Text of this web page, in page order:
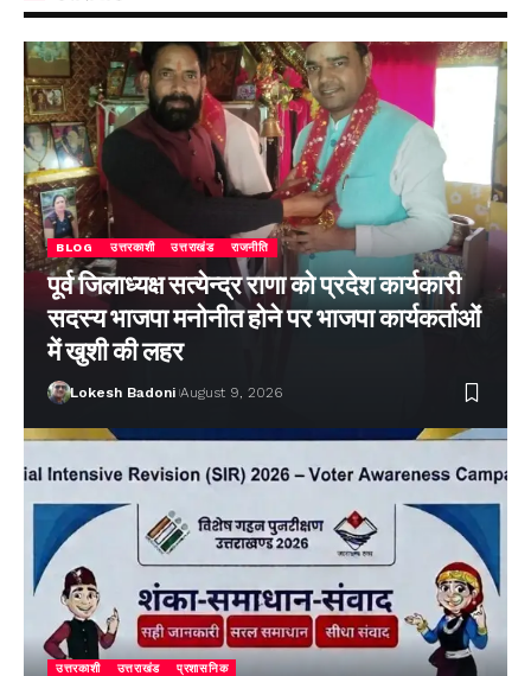
BLOG उत्तरकाशी उत्तराखंड राजनीति
पूर्व जिलाध्यक्ष सत्येन्द्र राणा को प्रदेश कार्यकारी
सदस्य भाजपा मनोनीत होने पर भाजपा कार्यकर्ताओं
में खुशी की लहर
Lokesh Badoni August 9, 2026
उत्तरकाशी उत्तराखंड प्रशासनिक